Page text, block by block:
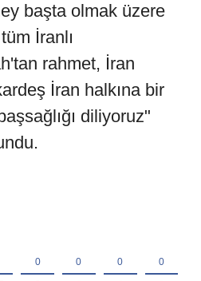
başta olmak üzere
İranlı
rahmet, İran
İran halkına bir
diliyoruz"